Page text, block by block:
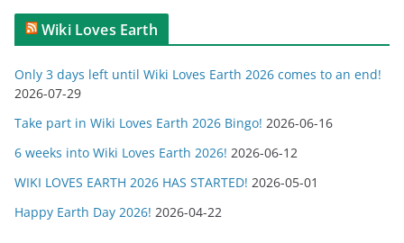
т
о
р
і
ї
Wiki Loves Earth
Only 3 days left until Wiki Loves Earth 2026 comes to an end!
2026-07-29
Take part in Wiki Loves Earth 2026 Bingo! 2026-06-16
6 weeks into Wiki Loves Earth 2026! 2026-06-12
WIKI LOVES EARTH 2026 HAS STARTED! 2026-05-01
Happy Earth Day 2026! 2026-04-22